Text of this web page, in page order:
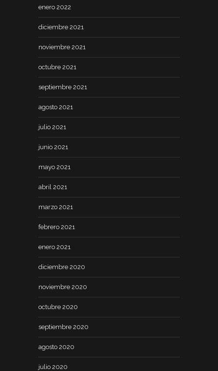
enero 2022
diciembre 2021
noviembre 2021
octubre 2021
septiembre 2021
agosto 2021
julio 2021
junio 2021
mayo 2021
abril 2021
marzo 2021
febrero 2021
enero 2021
diciembre 2020
noviembre 2020
octubre 2020
septiembre 2020
agosto 2020
julio 2020